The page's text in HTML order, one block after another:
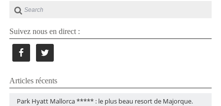
Suivez nous en direct :
Articles récents
Park Hyatt Mallorca ***** : le plus beau resort de Majorque.